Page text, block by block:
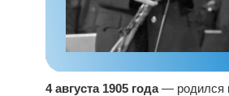
4 августа 1905 года— родился